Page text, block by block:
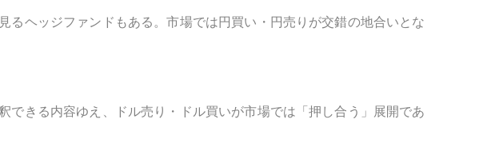
るヘッジファンドもある。市場では円買い・円売りが交錯の地合いとな
できる内容ゆえ、ドル売り・ドル買いが市場では「押し合う」展開であ